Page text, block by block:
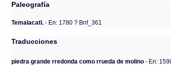
Paleografía
Temalacatl. - En: 1780 ? Bnf_361
Traducciones
piedra grande rredonda como rrueda de molino - En: